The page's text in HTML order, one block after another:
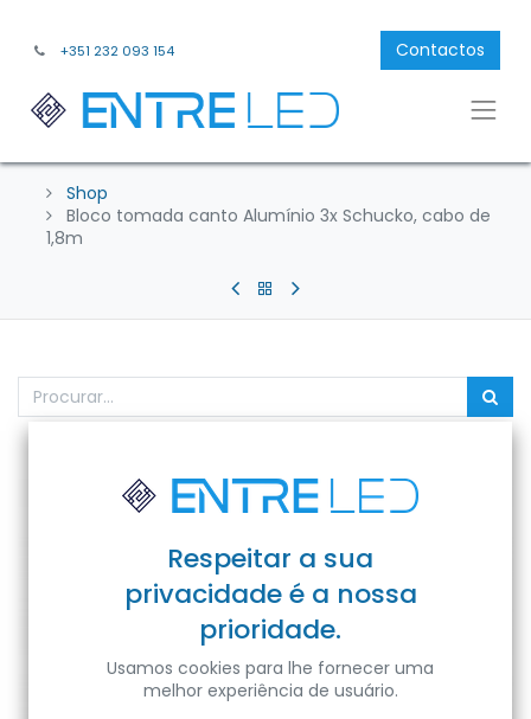
+351 232 093 154 Contactos
Shop
Bloco tomada canto Alumínio 3x Schucko, cabo de
1,8m
Respeitar a sua
privacidade é a nossa
prioridade.
Usamos cookies para lhe fornecer uma
melhor experiência de usuário.